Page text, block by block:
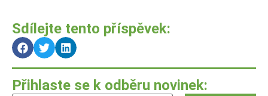
Sdílejte tento příspěvek:
Přihlaste se k odběru novinek: